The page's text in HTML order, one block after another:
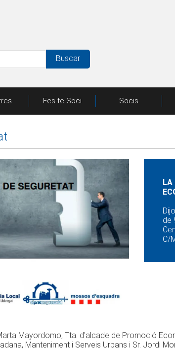
Buscar
Fes-te Soci Socis
LA
de
C/
Mayordomo, Tta. d'alcade de Promoció
Manteniment i Serveis Urbans i Sr. Jordi